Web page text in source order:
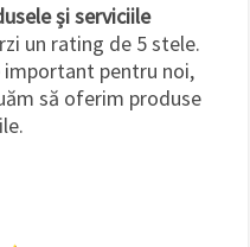
și serviciile
un rating de 5 stele.
important pentru noi,
să oferim produse